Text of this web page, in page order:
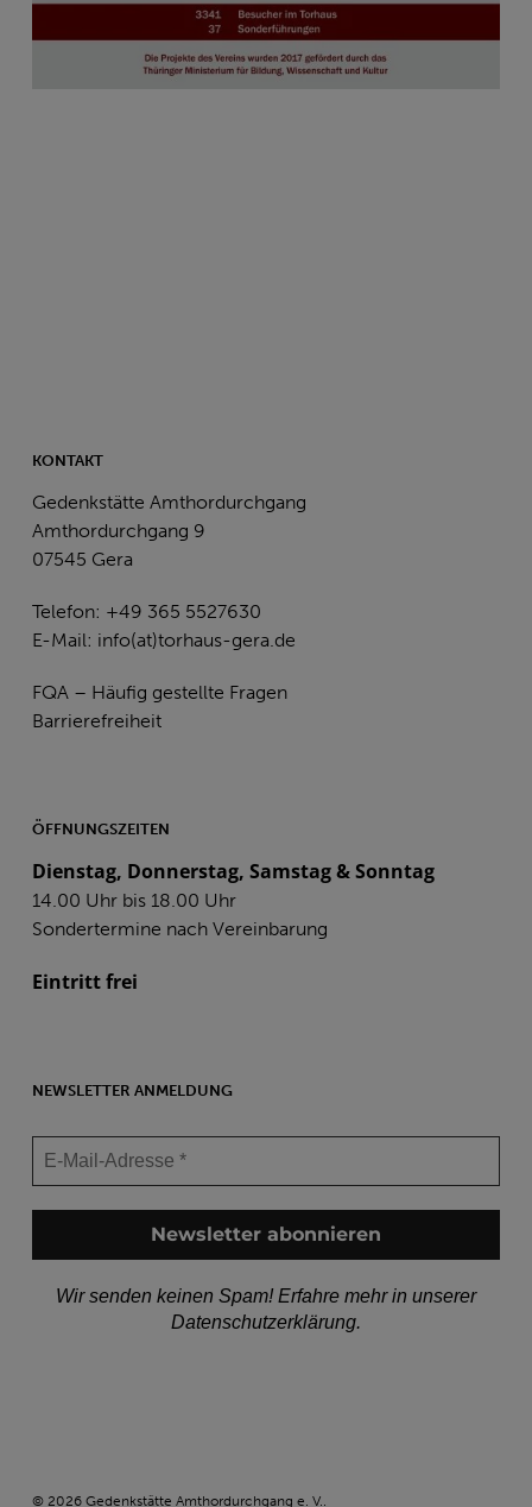
KONTAKT
Gedenkstätte Amthordurchgang
Amthordurchgang 9
07545 Gera
Telefon: +49 365 5527630
E-Mail: info(at)torhaus-gera.de
FQA – Häufig gestellte Fragen
Barrierefreiheit
ÖFFNUNGSZEITEN
Dienstag, Donnerstag, Samstag & Sonntag
14.00 Uhr bis 18.00 Uhr
Sondertermine nach Vereinbarung
Eintritt frei
NEWSLETTER ANMELDUNG
Wir senden keinen Spam! Erfahre mehr in unserer
Datenschutzerklärung.
© 2026 Gedenkstätte Amthordurchgang e. V..